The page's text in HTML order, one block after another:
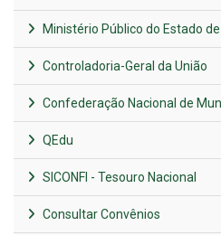
Ministério Público do Estado
Controladoria-Geral da União
Confederação Nacional de
QEdu
SICONFI - Tesouro Nacional
Consultar Convênios